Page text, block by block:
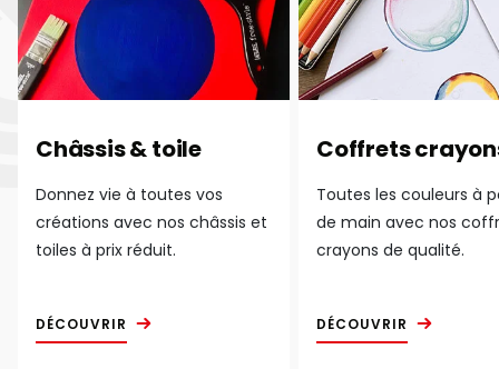
Châssis & toile
Donnez vie à toutes vos
créations avec nos châssis et
toiles à prix réduit.
DÉCOUVRIR
Coffrets
Toutes les couleurs à
de main avec nos
crayons de qualité.
DÉCOUVRIR